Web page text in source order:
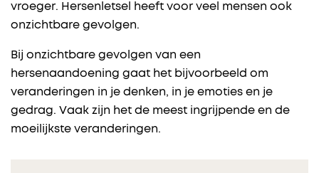
vroeger. Hersenletsel heeft voor veel mensen ook
onzichtbare gevolgen.
Bij onzichtbare gevolgen van een
hersenaandoening gaat het bijvoorbeeld om
veranderingen in je denken, in je emoties en je
gedrag. Vaak zijn het de meest ingrijpende en de
moeilijkste veranderingen.